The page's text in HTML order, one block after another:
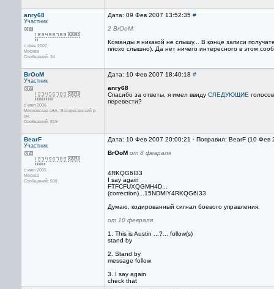
anry68
Участник
с фев 2007
Москва
Сообщений: 34
Дата: 09 Фев 2007 13:52:35 #
2 BrOoM:
Команды я никакой не слышу... В конце записи
плохо слышно). Да нет ничего интересного в этом
BrOoM
Участник
с июл 2006
Московская обл., Воскресенский р-
он.
Сообщений: 819
Дата: 10 Фев 2007 18:40:18 #
anry68
Спасибо за ответы, я имел ввиду СЛЕДУЮЩИЕ
перевести?
BearF
Участник
с июл 2005
Москва
Сообщений: 508
Дата: 10 Фев 2007 20:00:21 · Поправил: BearF (10
BrOoM от 8 февраля
4RKQG6I33
I say again
FTFCFUXQGMH4D...
(correction)...15NDMIY4RKQG6I33
Думаю, кодированный сигнал боевого управления.
от 10 февраля
1. This is Austin ...?... follow(s)
stand by
2. Stand by
message follow
3. I say again
check that